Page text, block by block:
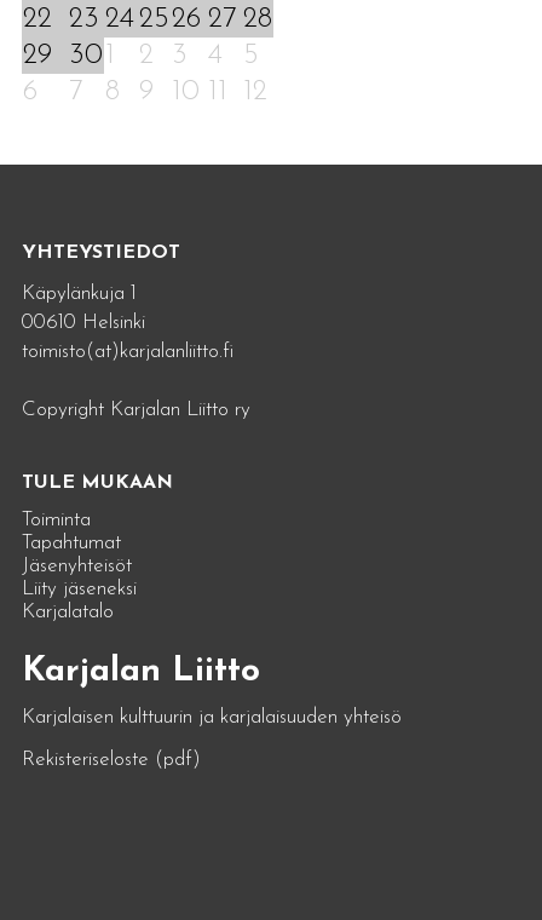
22
23 242526 27 28
29
30 1 2 3 4
5
6
7 8 9 10 11 12
YHTEYSTIEDOT
Käpylänkuja 1
00610 Helsinki
toimisto(at)karjalanliitto.fi
Copyright Karjalan Liitto ry
TULE MUKAAN
Toiminta
Tapahtumat
Jäsenyhteisöt
Liity jäseneksi
Karjalatalo
Karjalan Liitto
Karjalaisen kulttuurin ja karjalaisuuden yhteisö
Rekisteriseloste (pdf)